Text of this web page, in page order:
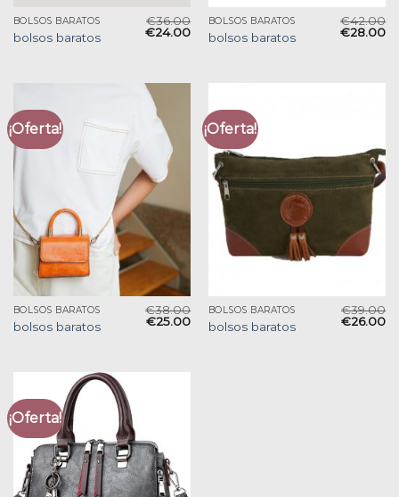
BOLSOS BARATOS
bolsos baratos
€36.00
€24.00
BOLSOS BARATOS
bolsos baratos
€42.00
€28.00
¡Oferta!
BOLSOS BARATOS
bolsos baratos
€38.00
€25.00
¡Oferta!
BOLSOS BARATOS
bolsos baratos
€39.00
€26.00
¡Oferta!